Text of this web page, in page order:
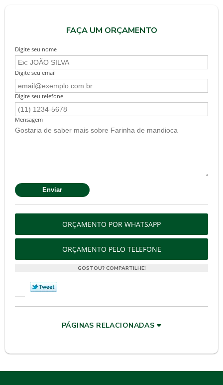
FAÇA UM ORÇAMENTO
Digite seu nome
Digite seu email
Digite seu telefone
Mensagem
ORÇAMENTO POR WHATSAPP
ORÇAMENTO PELO TELEFONE
GOSTOU? COMPARTILHE!
PÁGINAS RELACIONADAS